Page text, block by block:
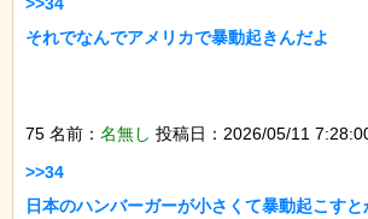
>>34
それでなんでアメリカで暴動起きんだよ
75 名前： 名無し 投稿日：2026/05/11
>>34
日本のハンバーガーが小さくて暴動起こすと